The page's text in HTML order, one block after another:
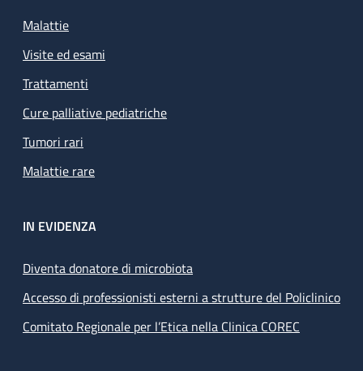
Malattie
Visite ed esami
Trattamenti
Cure palliative pediatriche
Tumori rari
Malattie rare
IN EVIDENZA
Diventa donatore di microbiota
Accesso di professionisti esterni a strutture del Policlinico
Comitato Regionale per l’Etica nella Clinica COREC